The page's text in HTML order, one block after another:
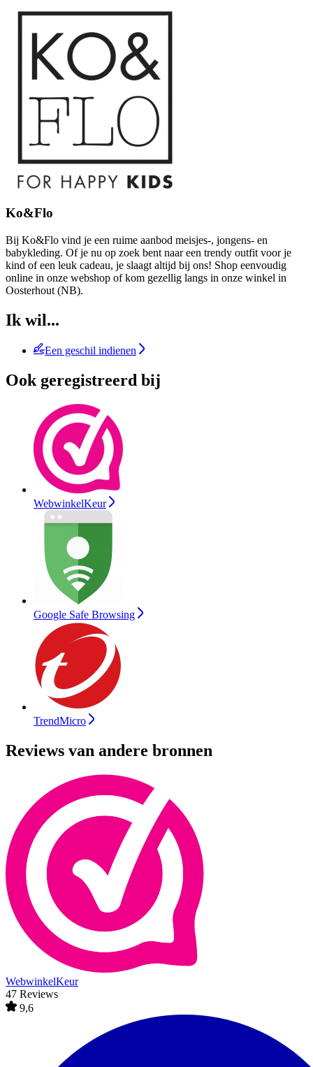
Ko&Flo
Bij Ko&Flo vind je een ruime aanbod meisjes-, jongens- en
babykleding. Of je nu op zoek bent naar een trendy outfit voor je
kind of een leuk cadeau, je slaagt altijd bij ons! Shop eenvoudig
online in onze webshop of kom gezellig langs in onze winkel in
Oosterhout (NB).
Ik wil...
Een geschil indienen
Ook geregistreerd bij
WebwinkelKeur
Google Safe Browsing
TrendMicro
Reviews van andere bronnen
WebwinkelKeur
47 Reviews
9,6